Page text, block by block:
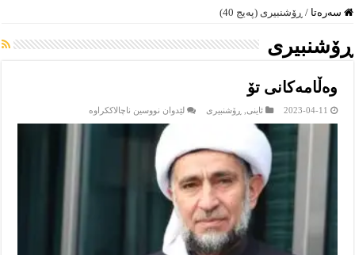
سەرەتا / ڕۆشنبیرى (پەیج 40)
ڕۆشنبیرى
وەڵامەکانی تۆ
2023-04-11 ئاینى ڕۆشنبیرى لێدوان نووسین ناچالاککراوە